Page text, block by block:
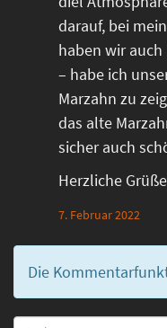
darauf, bei
haben wir
– habe ich
Marzahn zu
das alte
sicher auch
Herzliche
7. Februar 2022
Die